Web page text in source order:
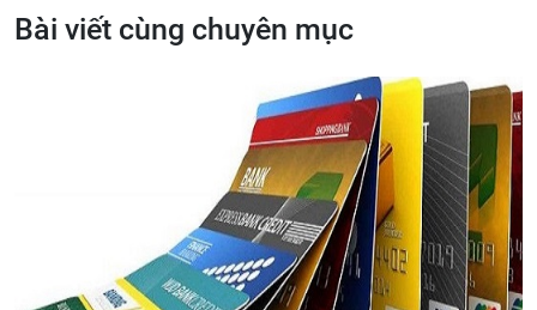
Bài viết cùng chuyên mục